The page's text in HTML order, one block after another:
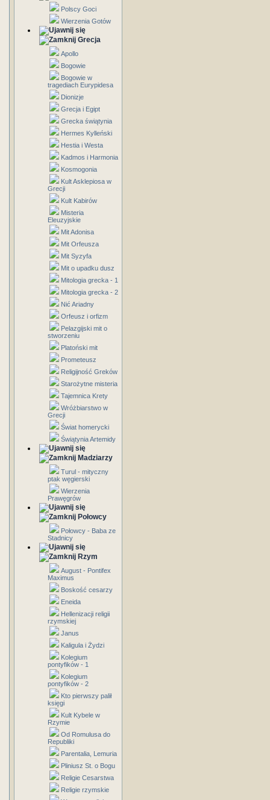
Polscy Goci
Wierzenia Gotów
Grecja
Apollo
Bogowie
Bogowie w
tragediach Eurypidesa
Dionizje
Grecja i Egipt
Grecka świątynia
Hermes Kylleński
Hestia i Westa
Kadmos i Harmonia
Kosmogonia
Kult Asklepiosa w
Grecji
Kult Kabirów
Misteria
Eleuzyjskie
Mit Adonisa
Mit Orfeusza
Mit Syzyfa
Mit o upadku dusz
Mitologia grecka - 1
Mitologia grecka - 2
Nić Ariadny
Orfeusz i orfizm
Pelazgijski mit o
stworzeniu
Platoński mit
Prometeusz
Religijność Greków
Starożytne misteria
Tajemnica Krety
Wróżbiarstwo w
Grecji
Świat homerycki
Świątynia Artemidy
Madziarzy
Turul - mityczny
ptak węgierski
Wierzenia
Prawęgrów
Połowcy
Połowcy - Baba ze
Stadnicy
Rzym
August - Pontifex
Maximus
Boskość cesarzy
Eneida
Hellenizacji religii
rzymskiej
Janus
Kaligula i Żydzi
Kolegium
pontyfików - 1
Kolegium
pontyfików - 2
Kto pierwszy palił
księgi
Kult Kybele w
Rzymie
Od Romulusa do
Republiki
Parentalia, Lemuria
Pliniusz St. o Bogu
Religie Cesarstwa
Religie rzymskie